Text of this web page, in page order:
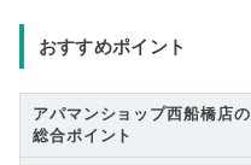
おすすめポイント
アパマンショップ西船橋店の
総合ポイント